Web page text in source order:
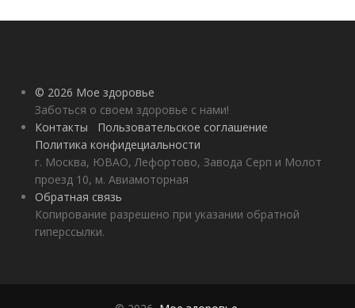
© 2026 Мое здоровье
Заботься о своем здоровье с нами!
Контакты
Пользовательское соглашение
Политика конфидециальности
г. Москва, ЮВАО, Лефортово, Завода Серп и Молот
проезд 10, м. Авиамоторная
Обратная связь
Копирование разрешено при указании обратной
гиперссылки.